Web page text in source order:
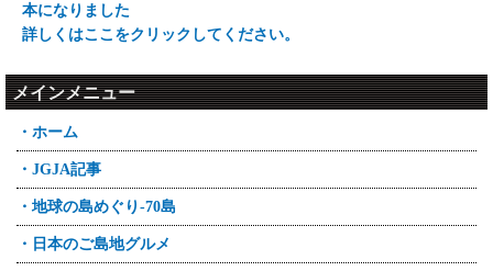
本になりました
詳しくはここをクリックしてください。
メインメニュー
・ホーム
・JGJA記事
・地球の島めぐり-70島
・日本のご島地グルメ